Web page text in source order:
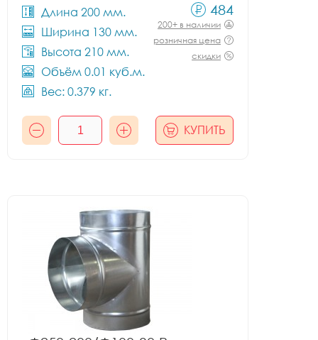
Длина 200 мм.
Ширина 130 мм.
Высота 210 мм.
Объём 0.01 куб.м.
Вес: 0.379 кг.
484
200+ в наличии
розничная цена
скидки
КУПИТЬ